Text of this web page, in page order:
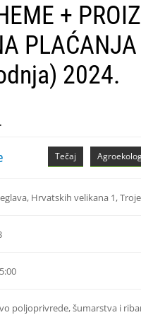
+
2024.
Tečaj
Hrvatskih velikana 1,
poljoprivrede, šumarstva i